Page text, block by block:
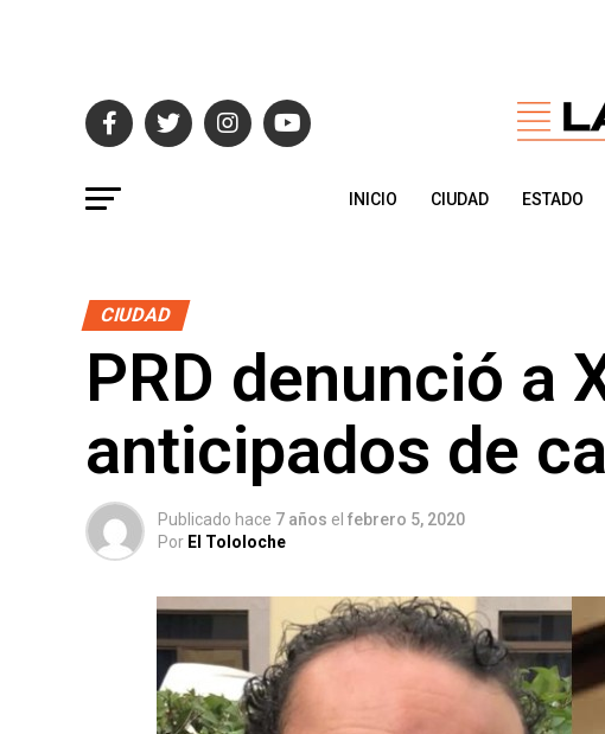
INICIO CIUDAD ESTADO
CIUDAD
PRD denunció a
anticipados de
Publicado hace 7 años el febrero 5, 2020
Por El Tololoche